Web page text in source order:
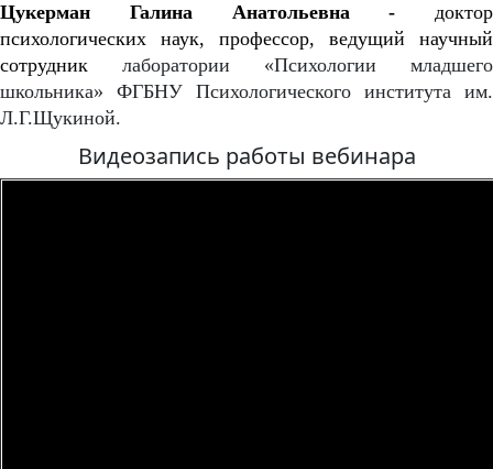
Цукерман Галина Анатольевна - доктор
психологических наук, профессор, ведущий научный
сотрудник лаборатории «Психологии младшего
школьника» ФГБНУ Психологического института им.
Л.Г.Щукиной.
Видеозапись работы вебинара